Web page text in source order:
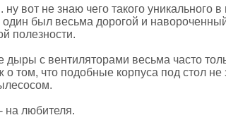
ну вот не знаю чего такого уникального
один был весьма дорогой и
полезности.
дыры с вентиляторами весьма часто
о том, что подобные корпуса под стол
на любителя.